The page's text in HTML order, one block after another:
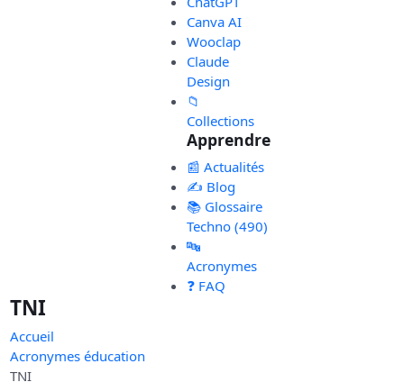
Canva AI
Wooclap
Claude
Design
📁
Collections
Apprendre
📰 Actualités
✍️ Blog
📚 Glossaire
Techno (490)
🔤
Acronymes
❓ FAQ
TNI
Accueil
Acronymes éducation
TNI